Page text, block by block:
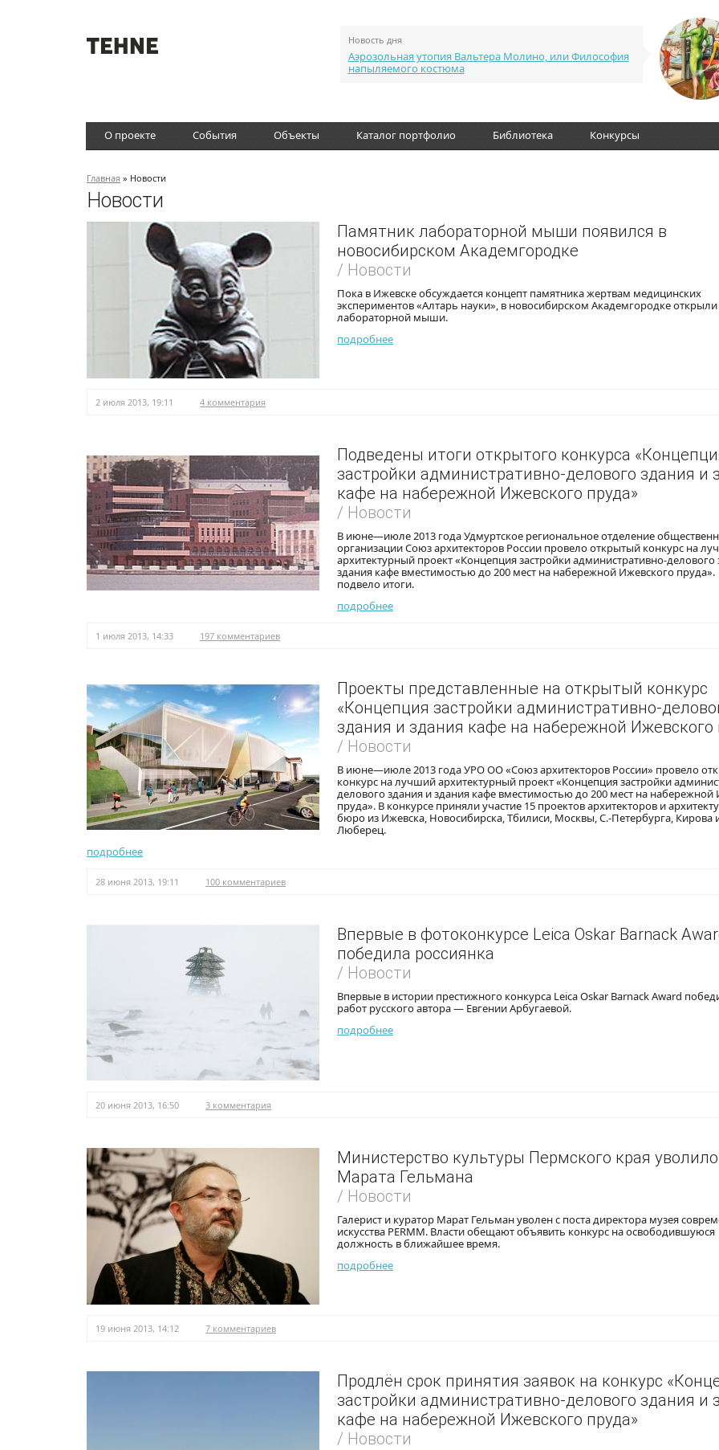
Новость дня
Аэрозольная утопия Вальтера Молино, или Философия
напыляемого костюма
О проекте События Объекты Каталог портфолио Библиотека Конкурсы
Главная » Новости
Новости
Памятник лабораторной мыши появился в
новосибирском Академгородке
/ Новости
Пока в Ижевске обсуждается концепт памятника жертвам медицинских
экспериментов «Алтарь науки», в новосибирском Академгородке
лабораторной мыши.
подробнее
2 июля 2013, 19:11 4 комментария
Подведены итоги открытого конкурса
застройки административно-делового здания и
кафе на набережной Ижевского пруда»
/ Новости
В июне—июле 2013 года Удмуртское региональное отделение
организации Союз архитекторов России провело открытый конкурс на
архитектурный проект «Концепция застройки административно-делового
здания кафе вместимостью до 200 мест на набережной Ижевского
подвело итоги.
подробнее
1 июля 2013, 14:33 197 комментариев
Проекты представленные на открытый конкурс
«Концепция застройки административно-
здания и здания кафе на набережной Ижевского
/ Новости
В июне—июле 2013 года УРО ОО «Союз архитекторов России» провело
конкурс на лучший архитектурный проект «Концепция застройки
делового здания и здания кафе вместимостью до 200 мест на набережной
пруда». В конкурсе приняли участие 15 проектов архитекторов и
бюро из Ижевска, Новосибирска, Тбилиси, Москвы, С.-Петербурга, Кирова
Люберец.
подробнее
28 июня 2013, 19:11 100 комментариев
Впервые в фотоконкурсе Leica Oskar Barnack
победила россиянка
/ Новости
Впервые в истории престижного конкурса Leica Oskar Barnack Award
работ русского автора — Евгении Арбугаевой.
подробнее
20 июня 2013, 16:50 3 комментария
Министерство культуры Пермского края уволило
Марата Гельмана
/ Новости
Галерист и куратор Марат Гельман уволен с поста директора музея
искусства PERMM. Власти обещают объявить конкурс на освободившуюся
должность в ближайшее время.
подробнее
19 июня 2013, 14:12 7 комментариев
Продлён срок принятия заявок на конкурс
застройки административно-делового здания и
кафе на набережной Ижевского пруда»
/ Новости